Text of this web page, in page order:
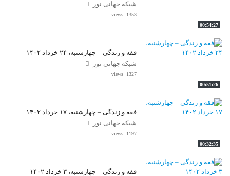
00:54:27
شبکه جهانی نور
1353 views
00:51:26
فقه و زندگی – چهارشنبه، ۲۴ خرداد ۱۴۰۲
شبکه جهانی نور
1327 views
00:32:35
فقه و زندگی – چهارشنبه، ۱۷ خرداد ۱۴۰۲
شبکه جهانی نور
1197 views
فقه و زندگی – چهارشنبه، ۳ خرداد ۱۴۰۲